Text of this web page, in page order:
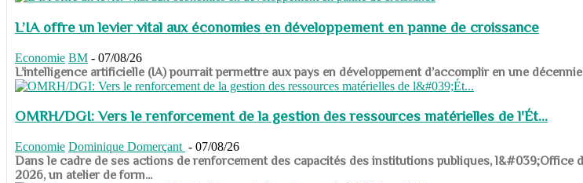
L’IA offre un levier vital aux économies en développement en panne de croissance
Economie BM - 07/08/26
​​​​​​​L’intelligence artificielle (IA) pourrait permettre aux pays en développement d’accomplir en une
OMRH/DGI: Vers le renforcement de la gestion des ressources matérielles de l'Ét...
Economie Dominique Domerçant - 07/08/26
Dans le cadre de ses actions de renforcement des capacités des institutions publiques, l&#039;Office
2026, un atelier de form...